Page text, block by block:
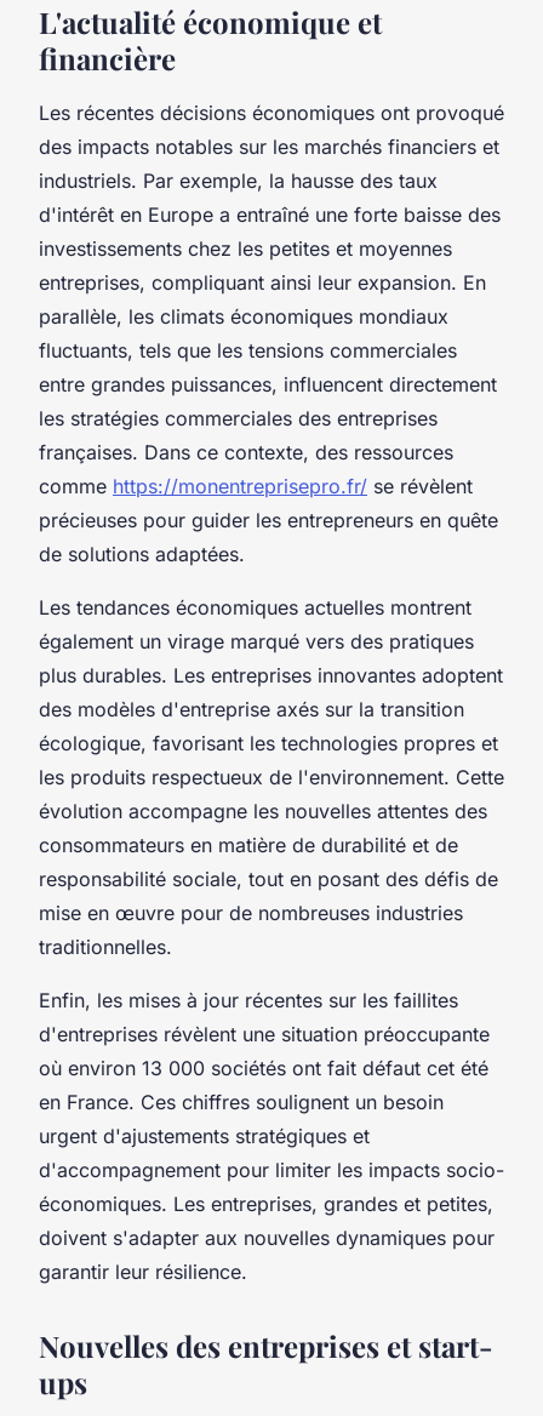
L'actualité économique et
financière
Les récentes décisions économiques ont provoqué
des impacts notables sur les marchés financiers et
industriels. Par exemple, la hausse des taux
d'intérêt en Europe a entraîné une forte baisse des
investissements chez les petites et moyennes
entreprises, compliquant ainsi leur expansion. En
parallèle, les climats économiques mondiaux
fluctuants, tels que les tensions commerciales
entre grandes puissances, influencent directement
les stratégies commerciales des entreprises
françaises. Dans ce contexte, des ressources
comme https://monentreprisepro.fr/ se révèlent
précieuses pour guider les entrepreneurs en quête
de solutions adaptées.
Les tendances économiques actuelles montrent
également un virage marqué vers des pratiques
plus durables. Les entreprises innovantes adoptent
des modèles d'entreprise axés sur la transition
écologique, favorisant les technologies propres et
les produits respectueux de l'environnement. Cette
évolution accompagne les nouvelles attentes des
consommateurs en matière de durabilité et de
responsabilité sociale, tout en posant des défis de
mise en œuvre pour de nombreuses industries
traditionnelles.
Enfin, les mises à jour récentes sur les faillites
d'entreprises révèlent une situation préoccupante
où environ 13 000 sociétés ont fait défaut cet été
en France. Ces chiffres soulignent un besoin
urgent d'ajustements stratégiques et
d'accompagnement pour limiter les impacts socio-
économiques. Les entreprises, grandes et petites,
doivent s'adapter aux nouvelles dynamiques pour
garantir leur résilience.
Nouvelles des entreprises et start-
ups